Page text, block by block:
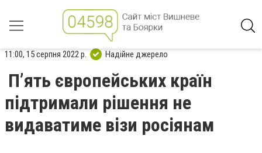
11:00, 15 серпня 2022 р. Надійне джерело
П’ять європейських країн
підтримали рішення не
видаватиме візи росіянам